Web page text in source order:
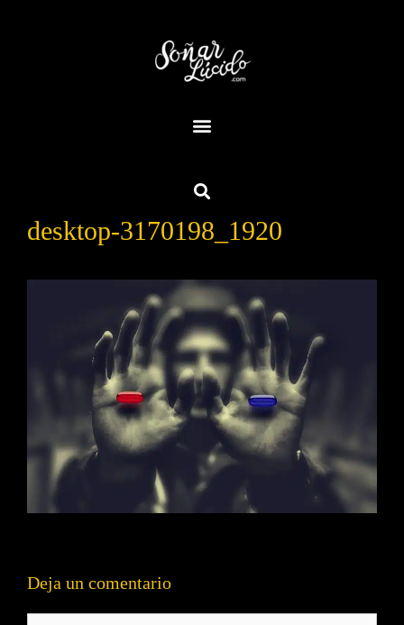
desktop-3170198_1920
Deja un comentario